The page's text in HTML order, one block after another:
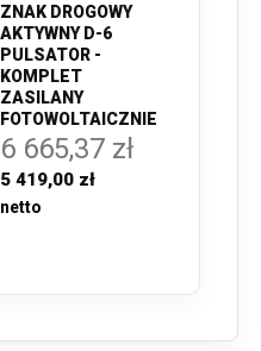
ZNAK DROGOWY
AKTYWNY D-6
PULSATOR -
KOMPLET
ZASILANY
FOTOWOLTAICZNIE
6 665,37 zł
5 419,00 zł